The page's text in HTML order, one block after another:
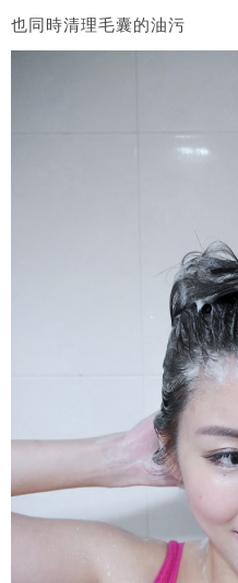
也同時清理毛囊的油污